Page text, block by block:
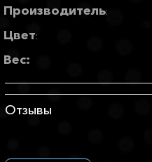
Производитель:
Цвет:
Вес:
Отзывы